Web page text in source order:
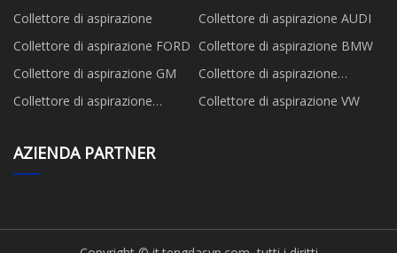
Collettore di aspirazione
Collettore di aspirazione AUDI
Collettore di aspirazione FORD Collettore di aspirazione BMW
Collettore di aspirazione GM
Collettore di aspirazione
MAZDA
Collettore di aspirazione
Collettore di aspirazione VW
AZIENDA PARTNER